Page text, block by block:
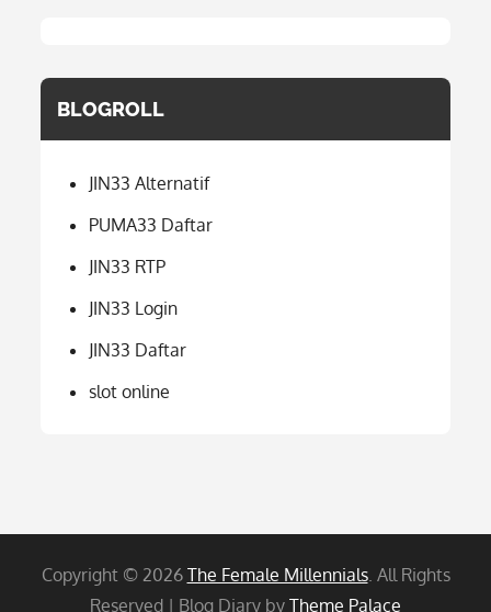
BLOGROLL
JIN33 Alternatif
PUMA33 Daftar
JIN33 RTP
JIN33 Login
JIN33 Daftar
slot online
Copyright © 2026 The Female Millennials. All Rights
Reserved | Blog Diary by Theme Palace